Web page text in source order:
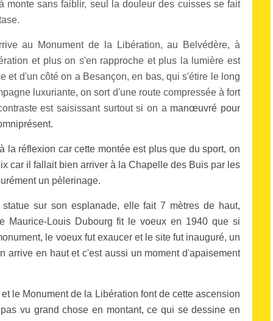
monte sans faiblir, seul la douleur des cuisses se fait
au Monument de la Libération, au Belvédère, à
et plus on s'en rapproche et plus la lumière est
et d'un côté on a Besançon, en bas, qui s'étire le long
luxuriante, on sort d'une route compressée à fort
est saisissant surtout si on a manœuvré pour
réflexion car cette montée est plus que du sport, on
car il fallait bien arriver à la Chapelle des Buis par les
un pèlerinage.
sur son esplanade, elle fait 7 mètres de haut,
Maurice-Louis Dubourg fit le voeux en 1940 que si
le voeux fut exaucer et le site fut inauguré, un
arrive en haut et c'est aussi un moment d'apaisement
le Monument de la Libération font de cette ascension
vu grand chose en montant, ce qui se dessine en